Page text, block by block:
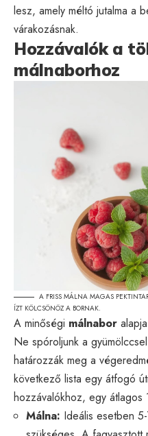
lesz, amely méltó jutalma a
várakozásnak.
Hozzávalók a
málnaborhoz
A FRISS MÁLNA MAGAS
ÍZT KÖLCSÖNÖZ A BORNAK.
A minőségi málnabor
Ne spóroljunk a
határozzák meg a
következő lista egy átfogó
hozzávalókhoz, egy
Málna: Ideális esetben